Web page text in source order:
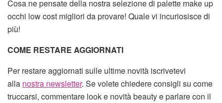
Cosa ne pensate della nostra selezione di palette make up
occhi low cost migliori da provare! Quale vi incuriosisce di
più!
COME RESTARE AGGIORNATI
Per restare aggiornati sulle ultime novità iscrivetevi
alla nostra newsletter. Se volete chiedere consigli su come
truccarsi, commentare look e novità beauty e parlare con il